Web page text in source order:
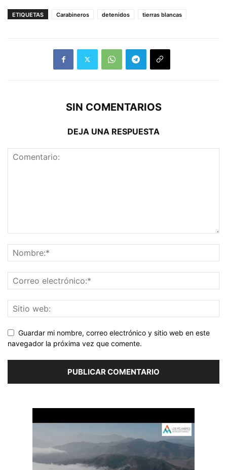
ETIQUETAS Carabineros detenidos tierras blancas
SIN COMENTARIOS
DEJA UNA RESPUESTA
Guardar mi nombre, correo electrónico y sitio web en este
navegador la próxima vez que comente.